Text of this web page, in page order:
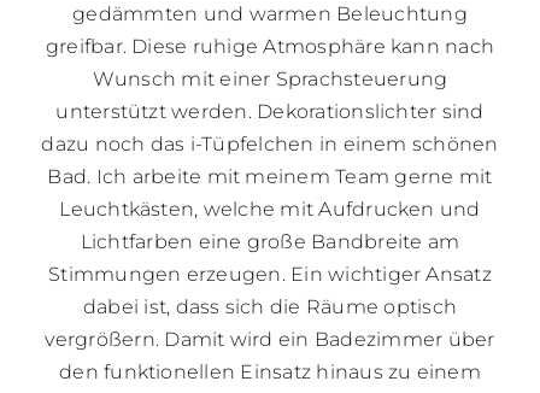
gedämmten und warmen Beleuchtung
greifbar. Diese ruhige Atmosphäre kann nach
Wunsch mit einer Sprachsteuerung
unterstützt werden. Dekorationslichter sind
dazu noch das i-Tüpfelchen in einem schönen
Bad. Ich arbeite mit meinem Team gerne mit
Leuchtkästen, welche mit Aufdrucken und
Lichtfarben eine große Bandbreite am
Stimmungen erzeugen. Ein wichtiger Ansatz
dabei ist, dass sich die Räume optisch
vergrößern. Damit wird ein Badezimmer über
den funktionellen Einsatz hinaus zu einem